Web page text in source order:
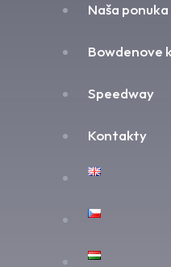
Naša ponuka
Bowdenove
Speedway
Kontakty